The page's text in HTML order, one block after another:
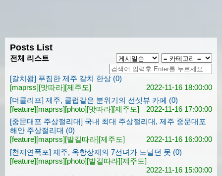
Posts List
전체 리스트
[갈치왕] 푸짐한 제주 갈치 한상 (0)
[maprss][맛따라][제주도]
2022-11-16 18:00:00
[더클리프] 제주, 클럽같은 분위기의 선셋뷰 카페 (0)
[feature][maprss][photo][맛따라][제주도]
2022-11-16 17:00:00
[중문대포 주상절리대] 국내 최대 주상절리대, 제주 중문대포
해안 주상절리대 (0)
[feature][maprss][발길따라][제주도]
2022-11-16 16:00:00
[천제연폭포] 제주, 옥항상제의 7선녀가 노닐던 못 (0)
[feature][maprss][photo][발길따라][제주도]
2022-11-16 15:00:00